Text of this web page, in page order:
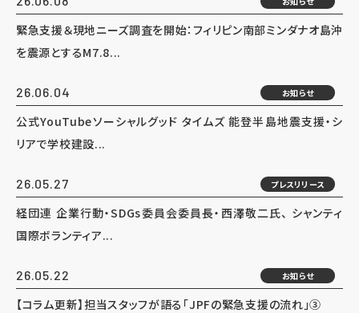
緊急支援＆現地ニーズ調査を開始：フィリピン南部ミンダナオ島沖
を震源とするM7.8...
26.06.04 お知らせ
公式YouTubeソーシャルグッド タイムズ 能登半島地震支援・シ
リアで学校建設...
26.05.27 プレスリリース
経団連 企業行動・SDGs委員会委員長・西澤敬二氏、 シャンティ
国際ボランティア...
26.05.22 お知らせ
【コラム更新】担当スタッフが語る「JPFの緊急支援の流れ」③